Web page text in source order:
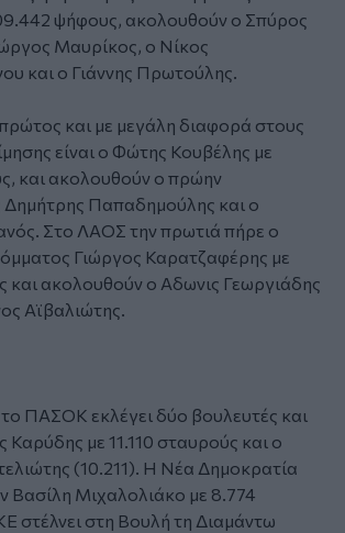
ψήφους, ακολουθούν ο Σπύρος
Μαυρίκος, ο Νίκος
και ο Γιάννης Πρωτούλης.
και με μεγάλη διαφορά στους
είναι ο Φώτης Κουβέλης με
και ακολουθούν ο πρώην
Παπαδημούλης και ο
Στο ΛΑΟΣ την πρωτιά πήρε ο
Γιώργος Καρατζαφέρης με
και ακολουθούν ο Αδωνις Γεωργιάδης
Αϊβαλιώτης.
ΠΑΣΟΚ εκλέγει δύο βουλευτές και
Καρύδης με 11.110 σταυρούς και ο
(10.211). Η Νέα Δημοκρατία
Βασίλη Μιχαλολιάκο με 8.774
στέλνει στη Βουλή τη Διαμάντω